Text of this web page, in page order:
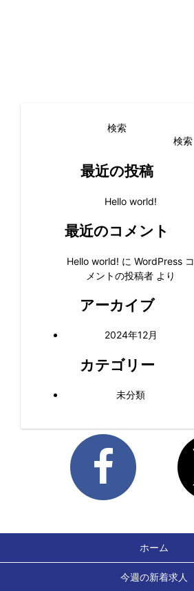
検索
検索
最近の投稿
Hello world!
最近のコメント
Hello world! に WordPress コ
メントの投稿者 より
アーカイブ
2024年12月
カテゴリー
未分類
ホーム
今週の新着求人